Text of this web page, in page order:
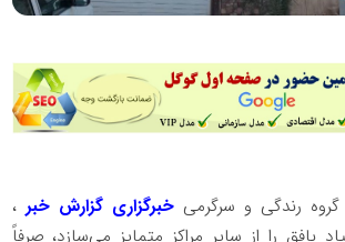
گروه رندگی و سرگرمی خبرگزاری گزارش خبر ،
بافق را از سایر مراکز متمایز می‌سازد، صرفاً